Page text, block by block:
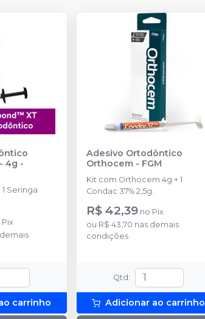
4g -
Seringa
Pix
carrinho
Adesivo Ortodôntico
Orthocem- FGM
Kit com Orthocem 4g + 1
Condac 37% 2,5g.
R$ 42,39 no Pix
ou R$ 43,70 nas demais
condições
Qtd :
Adicionar ao carrinho